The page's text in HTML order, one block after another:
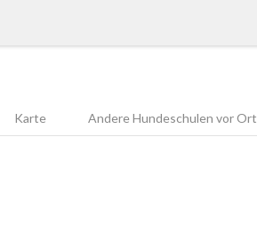
Karte Andere Hundeschulen vor Ort